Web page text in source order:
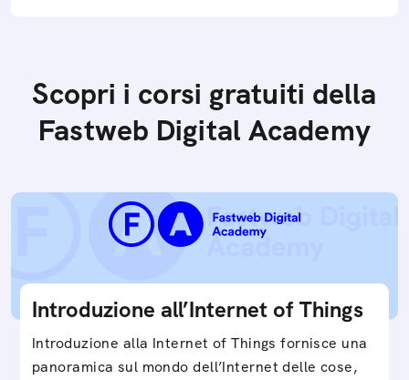
Scopri i corsi gratuiti della
Fastweb Digital Academy
Introduzione all’Internet of Things
Introduzione alla Internet of Things fornisce una
panoramica sul mondo dell’Internet delle cose,